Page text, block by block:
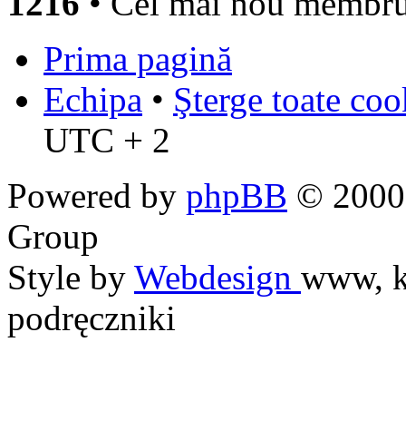
Prima pagină
Echipa • Şterge toate
UTC + 2
Powered by phpBB ©
Group
Style by Webdesign www,
podręczniki